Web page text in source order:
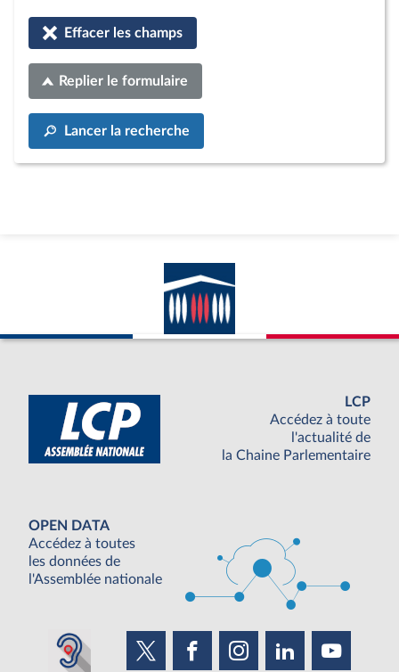
Effacer les champs
Replier le formulaire
Lancer la recherche
LCP
Accédez à toute
l'actualité de
la Chaine Parlementaire
OPEN DATA
Accédez à toutes
les données de
l'Assemblée nationale